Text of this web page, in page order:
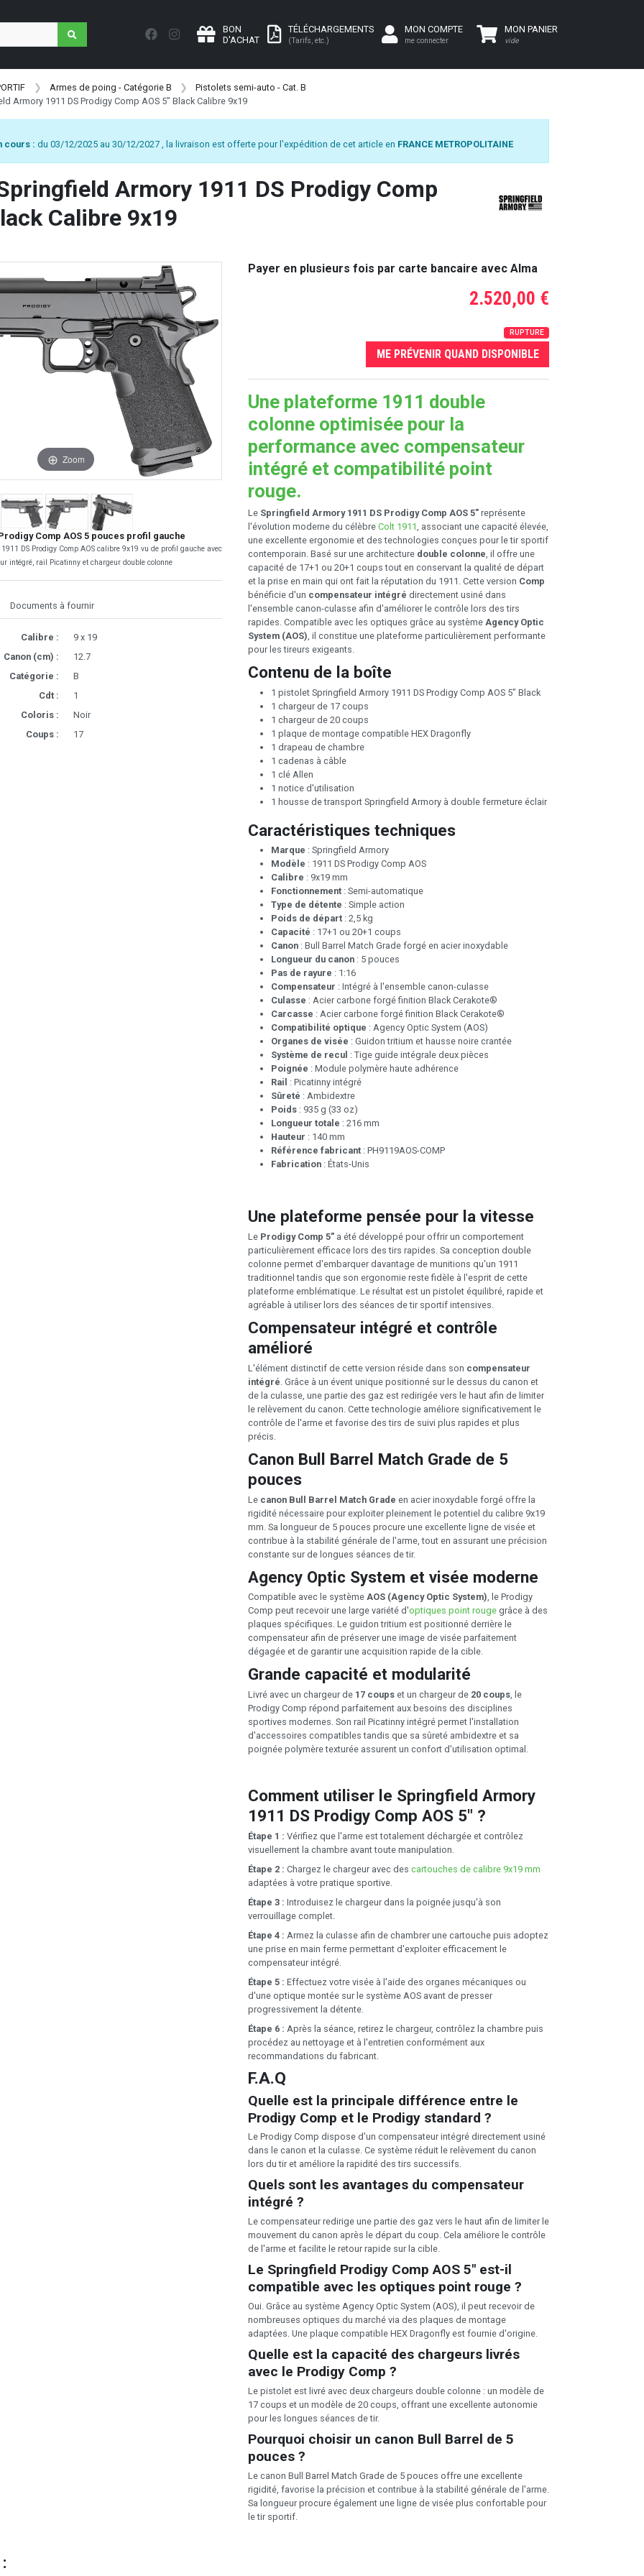
BON
D'ACHAT
TÉLÉCHARGEMENTS
(Tarifs, etc.)
MON COMPTE
me connecter
MON PANIER
vide
Armes de poing - Catégorie B
Pistolets semi-auto - Cat. B
Armory 1911 DS Prodigy Comp AOS 5" Black Calibre 9x19
cours : du 03/12/2025 au 30/12/2027 , la livraison est offerte pour l'expédition de cet article en FRANCE METROPOLITAINE
Armory 1911 DS Prodigy Comp
Calibre 9x19
Zoom
Comp AOS 5 pouces profil gauche
DS Prodigy Comp AOS calibre 9x19 vu de profil gauche avec
intégré, rail Picatinny et chargeur double colonne
Documents à fournir
Calibre :
9 x 19
Canon (cm) :
12.7
Catégorie :
B
Cdt :
1
Coloris :
Noir
Coups :
17
Payer en plusieurs fois par carte bancaire avec Alma
2.520,00 €
RUPTURE
ME PRÉVENIR QUAND DISPONIBLE
Une plateforme 1911 double
colonne optimisée pour la
performance avec compensateur
intégré et compatibilité point
rouge.
Le Springfield Armory 1911 DS Prodigy Comp AOS 5" représente
l'évolution moderne du célèbre Colt 1911 , associant une capacité élevée,
une excellente ergonomie et des technologies conçues pour le tir sportif
contemporain. Basé sur une architecture double colonne , il offre une
capacité de 17+1 ou 20+1 coups tout en conservant la qualité de départ
et la prise en main qui ont fait la réputation du 1911. Cette version Comp
bénéficie d'un compensateur intégré directement usiné dans
l'ensemble canon-culasse afin d'améliorer le contrôle lors des tirs
rapides. Compatible avec les optiques grâce au système Agency Optic
System (AOS) , il constitue une plateforme particulièrement performante
pour les tireurs exigeants.
Contenu de la boîte
1 pistolet Springfield Armory 1911 DS Prodigy Comp AOS 5" Black
1 chargeur de 17 coups
1 chargeur de 20 coups
1 plaque de montage compatible HEX Dragonfly
1 drapeau de chambre
1 cadenas à câble
1 clé Allen
1 notice d'utilisation
1 housse de transport Springfield Armory à double fermeture éclair
Caractéristiques techniques
Marque : Springfield Armory
Modèle : 1911 DS Prodigy Comp AOS
Calibre : 9x19 mm
Fonctionnement : Semi-automatique
Type de détente : Simple action
Poids de départ : 2,5 kg
Capacité : 17+1 ou 20+1 coups
Canon : Bull Barrel Match Grade forgé en acier inoxydable
Longueur du canon : 5 pouces
Pas de rayure : 1:16
Compensateur : Intégré à l'ensemble canon-culasse
Culasse : Acier carbone forgé finition Black Cerakote®
Carcasse : Acier carbone forgé finition Black Cerakote®
Compatibilité optique : Agency Optic System (AOS)
Organes de visée : Guidon tritium et hausse noire crantée
Système de recul : Tige guide intégrale deux pièces
Poignée : Module polymère haute adhérence
Rail : Picatinny intégré
Sûreté : Ambidextre
Poids : 935 g (33 oz)
Longueur totale : 216 mm
Hauteur : 140 mm
Référence fabricant : PH9119AOS-COMP
Fabrication : États-Unis
Une plateforme pensée pour la vitesse
Le Prodigy Comp 5" a été développé pour offrir un comportement
particulièrement efficace lors des tirs rapides. Sa conception double
colonne permet d'embarquer davantage de munitions qu'un 1911
traditionnel tandis que son ergonomie reste fidèle à l'esprit de cette
plateforme emblématique. Le résultat est un pistolet équilibré, rapide et
agréable à utiliser lors des séances de tir sportif intensives.
Compensateur intégré et contrôle
amélioré
L'élément distinctif de cette version réside dans son compensateur
intégré . Grâce à un évent unique positionné sur le dessus du canon et
de la culasse, une partie des gaz est redirigée vers le haut afin de limiter
le relèvement du canon. Cette technologie améliore significativement le
contrôle de l'arme et favorise des tirs de suivi plus rapides et plus
précis.
Canon Bull Barrel Match Grade de 5
pouces
Le canon Bull Barrel Match Grade en acier inoxydable forgé offre la
rigidité nécessaire pour exploiter pleinement le potentiel du calibre 9x19
mm. Sa longueur de 5 pouces procure une excellente ligne de visée et
contribue à la stabilité générale de l'arme, tout en assurant une précision
constante sur de longues séances de tir.
Agency Optic System et visée moderne
Compatible avec le système AOS (Agency Optic System), le Prodigy
Comp peut recevoir une large variété d'optiques point rouge grâce à des
plaques spécifiques. Le guidon tritium est positionné derrière le
compensateur afin de préserver une image de visée parfaitement
dégagée et de garantir une acquisition rapide de la cible.
Grande capacité et modularité
Livré avec un chargeur de 17 coups et un chargeur de 20 coups, le
Prodigy Comp répond parfaitement aux besoins des disciplines
sportives modernes. Son rail Picatinny intégré permet l'installation
d'accessoires compatibles tandis que sa sûreté ambidextre et sa
poignée polymère texturée assurent un confort d'utilisation optimal.
Comment utiliser le Springfield Armory
1911 DS Prodigy Comp AOS 5" ?
Étape 1 : Vérifiez que l'arme est totalement déchargée et contrôlez
visuellement la chambre avant toute manipulation.
Étape 2 : Chargez le chargeur avec des cartouches de calibre 9x19 mm
adaptées à votre pratique sportive.
Étape 3 : Introduisez le chargeur dans la poignée jusqu'à son
verrouillage complet.
Étape 4 : Armez la culasse afin de chambrer une cartouche puis adoptez
une prise en main ferme permettant d'exploiter efficacement le
compensateur intégré.
Étape 5 : Effectuez votre visée à l'aide des organes mécaniques ou
d'une optique montée sur le système AOS avant de presser
progressivement la détente.
Étape 6 : Après la séance, retirez le chargeur, contrôlez la chambre puis
procédez au nettoyage et à l'entretien conformément aux
recommandations du fabricant.
F.A.Q
Quelle est la principale différence entre le
Prodigy Comp et le Prodigy standard ?
Le Prodigy Comp dispose d'un compensateur intégré directement usiné
dans le canon et la culasse. Ce système réduit le relèvement du canon
lors du tir et améliore la rapidité des tirs successifs.
Quels sont les avantages du compensateur
intégré ?
Le compensateur redirige une partie des gaz vers le haut afin de limiter le
mouvement du canon après le départ du coup. Cela améliore le contrôle
de l'arme et facilite le retour rapide sur la cible.
Le Springfield Prodigy Comp AOS 5" est-il
compatible avec les optiques point rouge ?
Oui. Grâce au système Agency Optic System (AOS), il peut recevoir de
nombreuses optiques du marché via des plaques de montage
adaptées. Une plaque compatible HEX Dragonfly est fournie d'origine.
Quelle est la capacité des chargeurs livrés
avec le Prodigy Comp ?
Le pistolet est livré avec deux chargeurs double colonne : un modèle de
17 coups et un modèle de 20 coups, offrant une excellente autonomie
pour les longues séances de tir.
Pourquoi choisir un canon Bull Barrel de 5
pouces ?
Le canon Bull Barrel Match Grade de 5 pouces offre une excellente
rigidité, favorise la précision et contribue à la stabilité générale de l'arme.
Sa longueur procure également une ligne de visée plus confortable pour
le tir sportif.